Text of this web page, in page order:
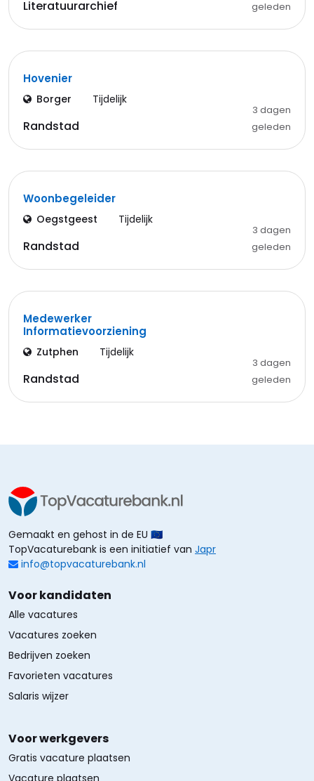
Literatuurarchief
geleden
Hovenier
Borger Tijdelijk
Randstad
3 dagen
geleden
Woonbegeleider
Oegstgeest Tijdelijk
Randstad
3 dagen
geleden
Medewerker
Informatievoorziening
Zutphen Tijdelijk
Randstad
3 dagen
geleden
Gemaakt en gehost in de EU 🇪🇺
TopVacaturebank is een initiatief van Japr
info@topvacaturebank.nl
Voor kandidaten
Alle vacatures
Vacatures zoeken
Bedrijven zoeken
Favorieten vacatures
Salaris wijzer
Voor werkgevers
Gratis vacature plaatsen
Vacature plaatsen